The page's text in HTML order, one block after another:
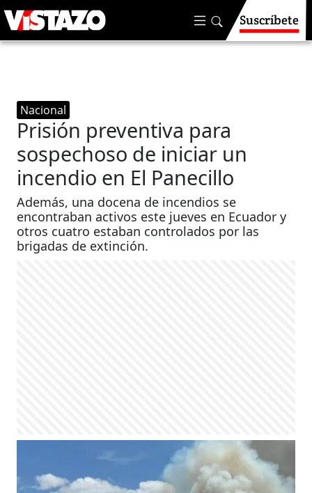
Suscríbete
Nacional
Prisión preventiva para
sospechoso de iniciar un
incendio en El Panecillo
Además, una docena de incendios se
encontraban activos este jueves en Ecuador y
otros cuatro estaban controlados por las
brigadas de extinción.